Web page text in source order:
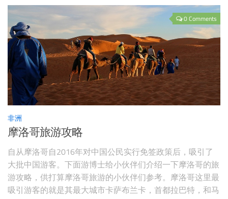
在花园大道自由驰骋。。。同时，这座城市中有着优秀的艺
术画廊，时尚酒吧，顶级餐厅，特色小
0 Comments
非洲
摩洛哥旅游攻略
自从摩洛哥自2016年对中国公民实行免签政策后，吸引了
大批中国游客。下面游博士给小伙伴们介绍一下摩洛哥的旅
游攻略，供打算摩洛哥旅游的小伙伴们参考。摩洛哥这里最
吸引游客的就是其最大城市卡萨布兰卡，首都拉巴特，和马